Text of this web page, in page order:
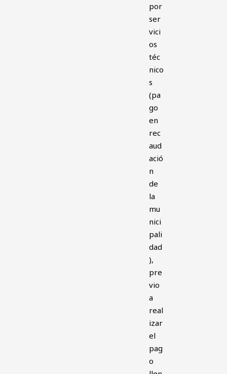
por
ser
vici
os
téc
nico
s
(pa
go
en
rec
aud
ació
n
de
la
mu
nici
pali
dad
),
pre
vio
a
real
izar
el
pag
o